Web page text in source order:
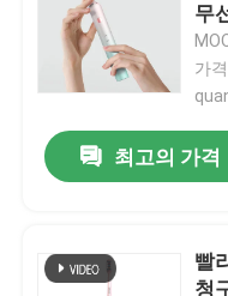
저희와 연락
인용 을 요청 하십시
방수 전동 치솔
무
가
최고의 가격
빨
청